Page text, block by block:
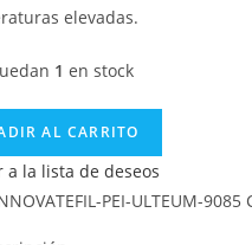
elevadas.
1 en stock
AL CARRITO
a la lista de deseos
PEI-ULTEUM-9085